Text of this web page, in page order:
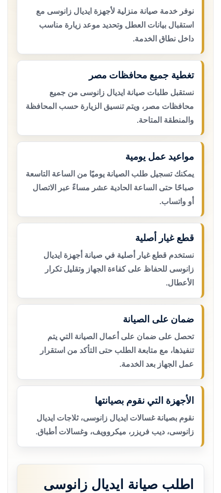
نوفر خدمة صيانة منزلية لأجهزة ايديال زانوسى مع
استقبال بيانات العطل وتحديد موعد زيارة مناسب
داخل نطاق الخدمة.
تغطية جميع محافظات مصر
نستقبل طلبات صيانة ايديال زانوسى من جميع
محافظات مصر، ويتم تنسيق الزيارة حسب المحافظة
والمنطقة المتاحة.
مواعيد عمل يومية
يمكنك تسجيل طلب الصيانة يوميًا من الساعة التاسعة
صباحًا حتى الساعة الحادية عشر مساءً عبر الاتصال
أو واتساب.
قطع غيار أصلية
نستخدم قطع غيار أصلية في صيانة أجهزة ايديال
زانوسى للحفاظ على كفاءة الجهاز وتقليل تكرار
الأعطال.
ضمان على الصيانة
تحصل على ضمان على أعمال الصيانة التي يتم
تنفيذها، مع متابعة الطلب حتى التأكد من استقرار
عمل الجهاز بعد الخدمة.
الأجهزة التي نقوم بصيانتها
نقوم بصيانة غسالات ايديال زانوسى، ثلاجات ايديال
زانوسى، ديب فريزر، ميكروويف، وغسالات أطباق.
اطلب صيانة ايديال زانوسى